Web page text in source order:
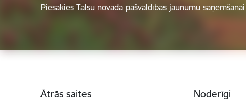
Piesakies Talsu novada pašvaldības jaunumu
Ātrās saites Noderīgi